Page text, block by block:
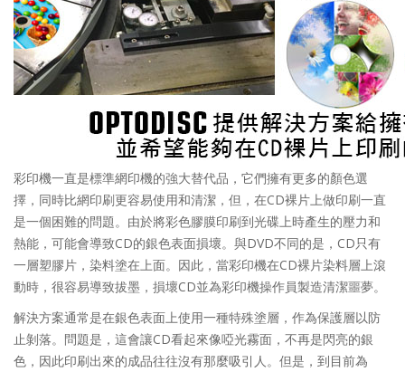
彩印機一直是標準網印機的強大替代品，它們擁有更多的顏色選
擇，同時比網印刷更容易使用和清潔，但，在CD裸片上做印刷一直
是一個困難的問題。由於將彩色膠膜印刷到光碟上時產生的壓力和
熱能，可能會導致CD的銀色表面損壞。與DVD不同的是，CD只有
一層塑膠片，染料塗在上面。因此，當彩印機在CD裸片染料層上滾
動時，很容易導致拔墨，損壞CD並為彩印機操作員製造清潔噩夢。
解決方案通常是在銀色表面上使用一種特殊塗層，作為保護層以防
止剝落。問題是，這會讓CD看起來像啞光霧面，不再是閃亮的銀
色，因此印刷出來的成品往往沒有那麼吸引人。但是，到目前為